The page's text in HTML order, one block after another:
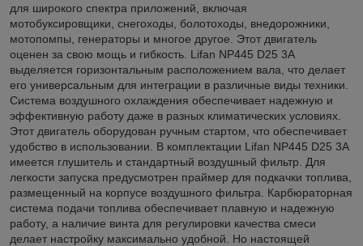
для широкого спектра приложений, включая
мотобуксировщики, снегоходы, болотоходы, внедорожники,
мотопомпы, генераторы и многое другое. Этот двигатель
оценен за свою мощь и гибкость. Lifan NP445 D25 3А
выделяется горизонтальным расположением вала, что делает
его универсальным для интеграции в различные виды техники.
Система воздушного охлаждения обеспечивает надежную и
эффективную работу даже в разных климатических условиях.
Этот двигатель оборудован ручным стартом, что обеспечивает
удобство в использовании. В комплектации Lifan NP445 D25 3А
имеется глушитель и стандартный воздушный фильтр. Для
легкости запуска предусмотрен праймер для подкачки топлива,
размещенный на корпусе воздушного фильтра. Карбюраторная
система подачи топлива обеспечивает плавную и надежную
работу, а наличие винта для регулировки качества смеси
делает настройку максимально удобной. Но настоящей